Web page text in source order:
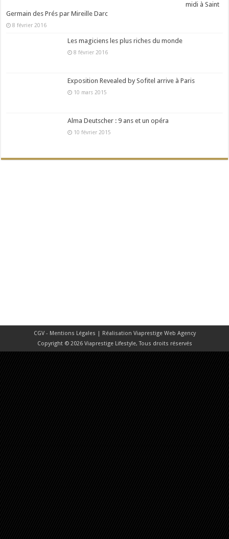
midi à Saint
Germain des Prés par Mireille Darc
8 février 2016
Les magiciens les plus riches du monde
8 février 2016
Exposition Revealed by Sofitel arrive à Paris
10 mars 2015
Alma Deutscher : 9 ans et un opéra
10 février 2015
CGV - Mentions Légales | Réalisation Viaprestige Web Agency
Copyright © 2026 Viaprestige Lifestyle, Tous droits réservés